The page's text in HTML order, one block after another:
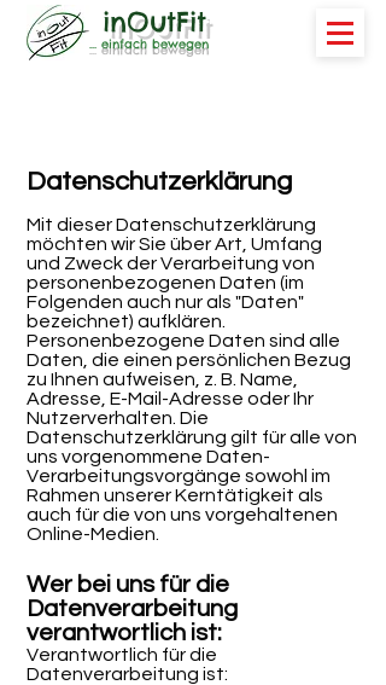
... einfach bewegen
inOutFit
Datenschutzerklärung
Mit dieser Datenschutzerklärung
möchten wir Sie über Art, Umfang
und Zweck der Verarbeitung von
personenbezogenen Daten (im
Folgenden auch nur als "Daten"
bezeichnet) aufklären.
Personenbezogene Daten sind alle
Daten, die einen persönlichen Bezug
zu Ihnen aufweisen, z. B. Name,
Adresse, E-Mail-Adresse oder Ihr
Nutzerverhalten. Die
Datenschutzerklärung gilt für alle von
uns vorgenommene Daten-
Verarbeitungsvorgänge sowohl im
Rahmen unserer Kerntätigkeit als
auch für die von uns vorgehaltenen
Online-Medien.
Wer bei uns für die
Datenverarbeitung
verantwortlich ist:
Verantwortlich für die
Datenverarbeitung ist: